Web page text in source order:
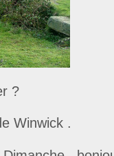
?
Winwick .